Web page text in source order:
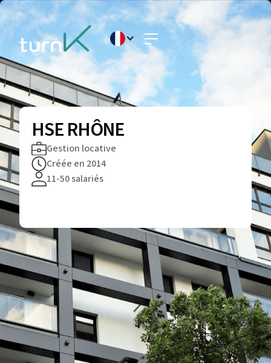
HSE RHÔNE
Gestion locative
Créée en 2014
11-50 salariés